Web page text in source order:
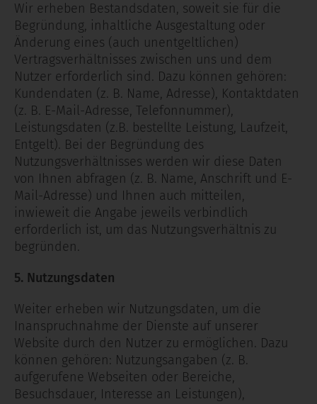
Wir erheben Bestandsdaten, soweit sie für die
Begründung, inhaltliche Ausgestaltung oder
Änderung eines (auch unentgeltlichen)
Vertragsverhältnisses zwischen uns und dem
Nutzer erforderlich sind. Dazu können gehören:
Kundendaten (z. B. Name, Adresse), Kontaktdaten
(z. B. E-Mail-Adresse, Telefonnummer),
Leistungsdaten (z.B. bestellte Leistung, Laufzeit,
Entgelt). Bei der Begründung des
Nutzungsverhältnisses werden wir diese Daten
von Ihnen abfragen (z. B. Name, Anschrift und E-
Mail-Adresse) und Ihnen auch mitteilen,
inwieweit die Angabe jeweils verbindlich
erforderlich ist, um das Nutzungsverhältnis zu
begründen.
5. Nutzungsdaten
Weiter erheben wir Nutzungsdaten, um die
Inanspruchnahme der Dienste auf unserer
Website durch den Nutzer zu ermöglichen. Dazu
können gehören: Nutzungsangaben (z. B.
aufgerufene Webseiten oder Bereiche,
Besuchsdauer, Interesse an Leistungen),